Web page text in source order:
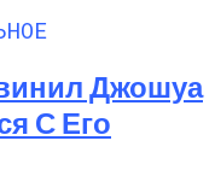
Джошуа
С Его